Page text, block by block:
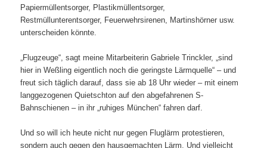
Papiermüllentsorger, Plastikmüllentsorger,
Restmüllunterentsorger, Feuerwehrsirenen, Martinshörner usw.
unterscheiden könnte.
„Flugzeuge“, sagt meine Mitarbeiterin Gabriele Trinckler, „sind
hier in Weßling eigentlich noch die geringste Lärmquelle“ – und
freut sich täglich darauf, dass sie ab 18 Uhr wieder – mit einem
langgezogenen Quietschton auf den abgefahrenen S-
Bahnschienen – in ihr „ruhiges München“ fahren darf.
Und so will ich heute nicht nur gegen Fluglärm protestieren,
sondern auch gegen den hausgemachten Lärm. Und vielleicht